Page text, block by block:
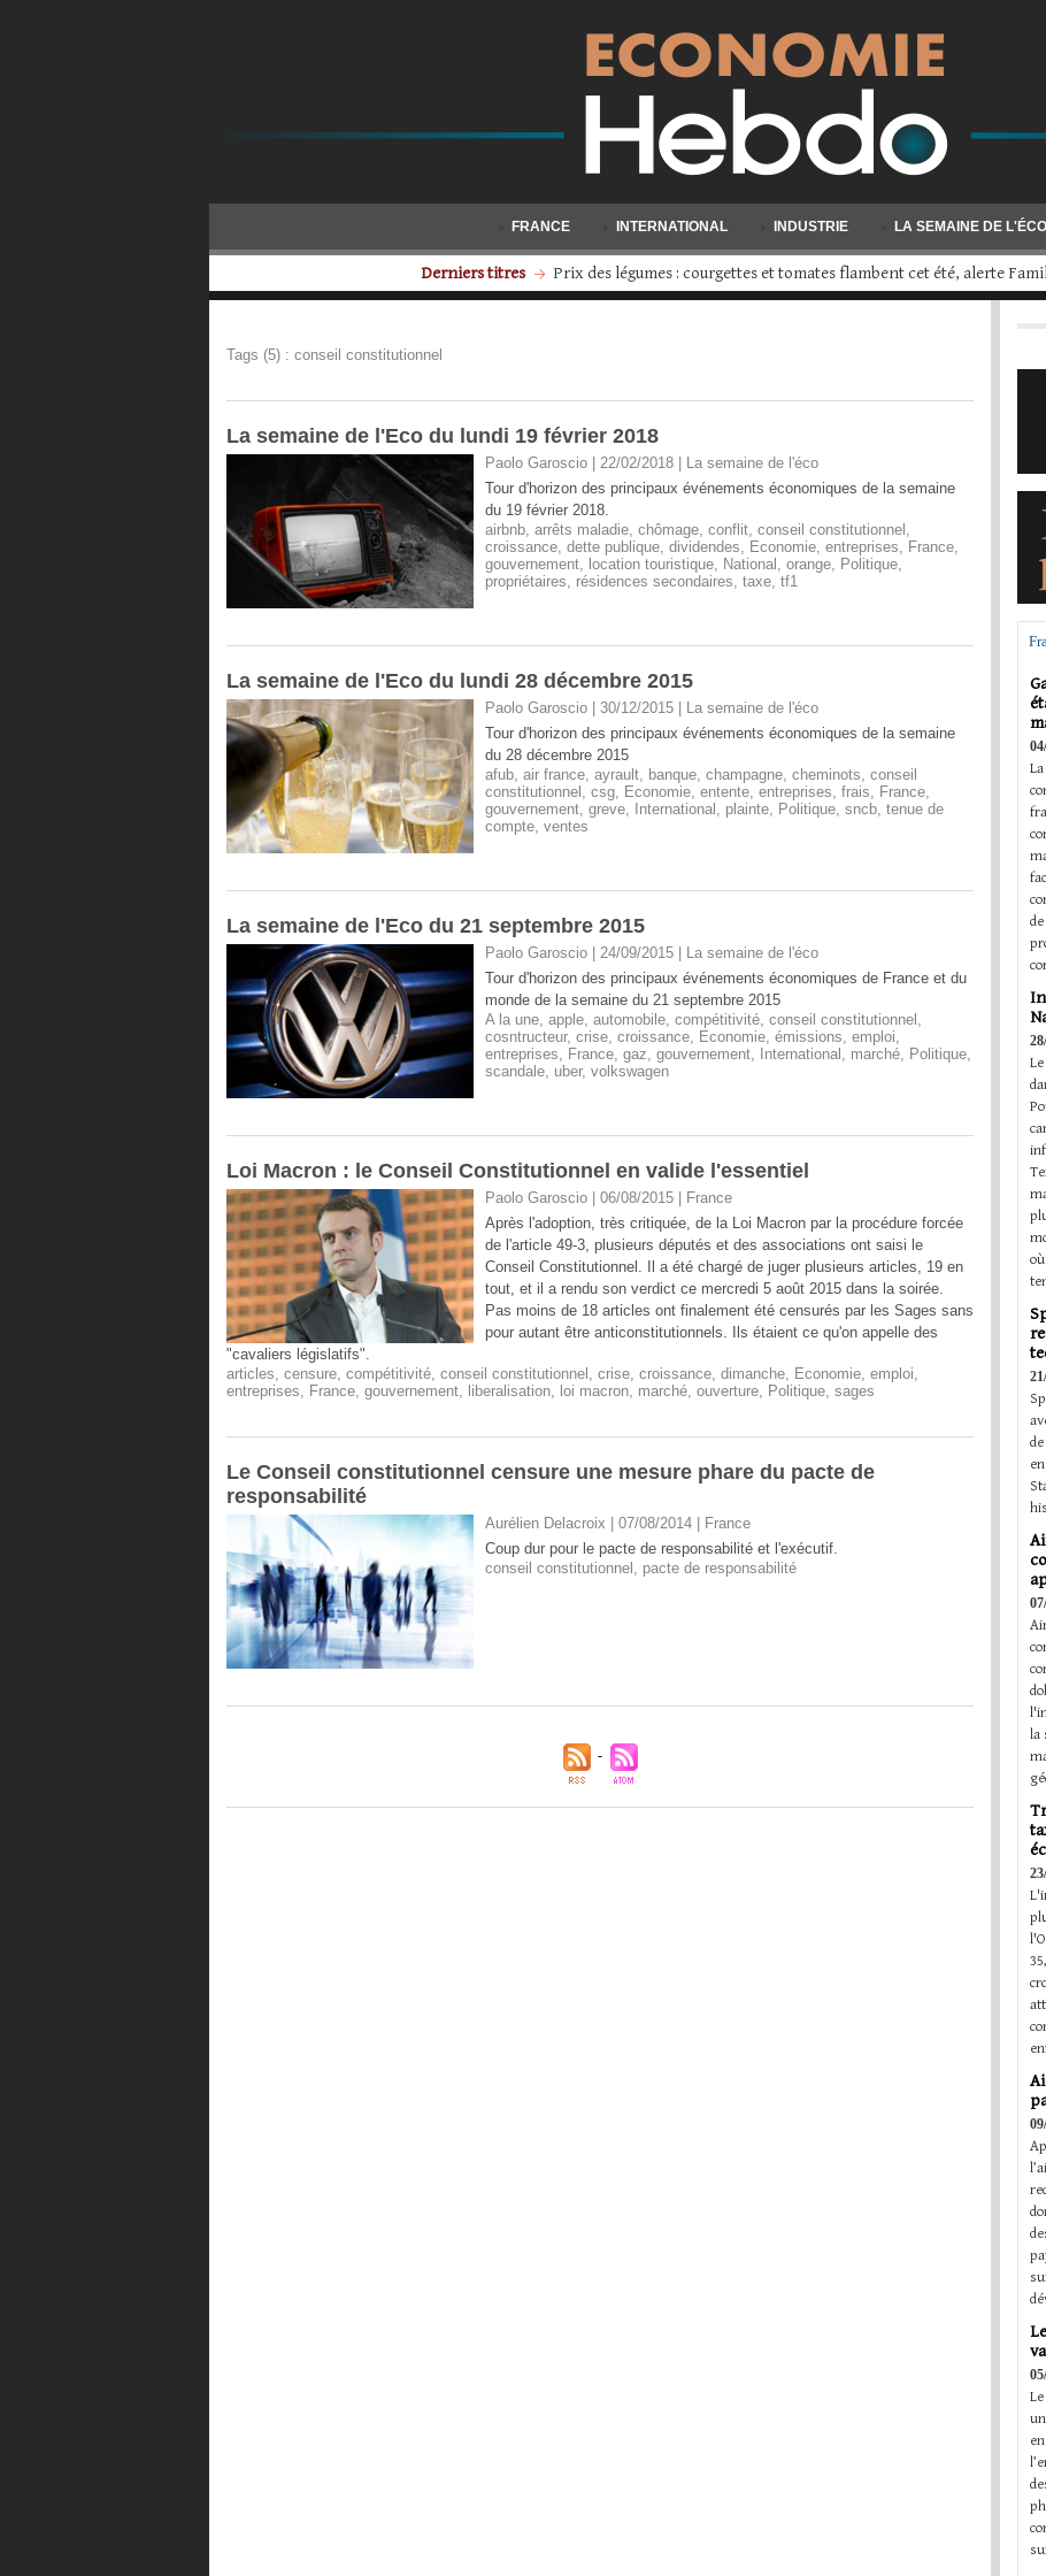
FRANCE INTERNATIONAL INDUSTRIE LA SEMAINE DE L'ÉCO
Derniers titres Volkswagen engage une restructuration d'ampleur : quatre usines
Tags (5) : conseil constitutionnel
La semaine de l'Eco du lundi 19 février 2018
Paolo Garoscio | 22/02/2018
La semaine de l'éco
Tour d'horizon des principaux événements économiques de la semaine
du 19 février 2018.
airbnb, arrêts maladie, chômage, conflit, conseil constitutionnel ,
croissance, dette publique, dividendes, Economie, entreprises, France,
gouvernement, location touristique, National , orange, Politique,
propriétaires, résidences secondaires, taxe, tf1
La semaine de l'Eco du lundi 28 décembre 2015
Paolo Garoscio | 30/12/2015
La semaine de l'éco
Tour d'horizon des principaux événements économiques de la semaine
du 28 décembre 2015
afub, air france, ayrault, banque, champagne, cheminots, conseil
constitutionnel , csg, Economie, entente, entreprises, frais, France,
gouvernement, greve, International , plainte, Politique, sncb, tenue de
compte, ventes
La semaine de l'Eco du 21 septembre 2015
Paolo Garoscio | 24/09/2015
La semaine de l'éco
Tour d'horizon des principaux événements économiques de France et du
monde de la semaine du 21 septembre 2015
A la une, apple, automobile, compétitivité, conseil constitutionnel ,
cosntructeur, crise, croissance, Economie, émissions, emploi,
entreprises, France, gaz, gouvernement, International , marché, Politique,
scandale, uber, volkswagen
​Loi Macron : le Conseil Constitutionnel en valide l'essentiel
Paolo Garoscio | 06/08/2015
France
Après l'adoption, très critiquée, de la Loi Macron par la procédure forcée
de l'article 49-3, plusieurs députés et des associations ont saisi le
Conseil Constitutionnel. Il a été chargé de juger plusieurs articles, 19 en
tout, et il a rendu son verdict ce mercredi 5 août 2015 dans la soirée.
Pas moins de 18 articles ont finalement été censurés par les Sages sans
pour autant être anticonstitutionnels. Ils étaient ce qu'on appelle des
"cavaliers législatifs".
articles, censure, compétitivité, conseil constitutionnel , crise, croissance, dimanche, Economie, emploi,
entreprises, France, gouvernement, liberalisation, loi macron, marché, ouverture, Politique, sages
Le Conseil constitutionnel censure une mesure phare du pacte de
responsabilité
Aurélien Delacroix | 07/08/2014
France
Coup dur pour le pacte de responsabilité et l'exécutif.
conseil constitutionnel , pacte de responsabilité
la